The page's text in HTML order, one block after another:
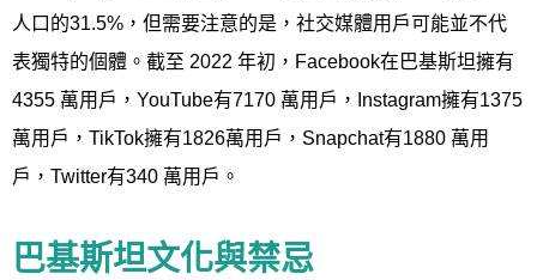
人口的31.5%，但需要注意的是，社交媒體用戶可能並不代
表獨特的個體。截至 2022 年初，Facebook在巴基斯坦擁有
4355 萬用戶，YouTube有7170 萬用戶，Instagram擁有1375
萬用戶，TikTok擁有1826萬用戶，Snapchat有1880 萬用
戶，Twitter有340 萬用戶。
巴基斯坦文化與禁忌